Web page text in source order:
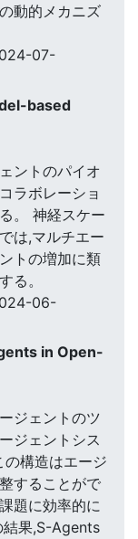
動的メカニズ
07-
based
ントのパイオ
ラボレーショ
。 神経スケー
は,マルチエー
トの増加に類
る。
06-
in Open-
ジェントのツ
ジェントシス
構造はエージ
することがで
題に効率的に
結果,S-Agents